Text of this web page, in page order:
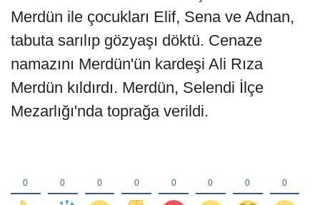
Merdün ile çocukları Elif, Sena ve Adnan,
tabuta sarılıp gözyaşı döktü. Cenaze
namazını Merdün'ün kardeşi Ali Rıza
Merdün kıldırdı. Merdün, Selendi İlçe
Mezarlığı'nda toprağa verildi.